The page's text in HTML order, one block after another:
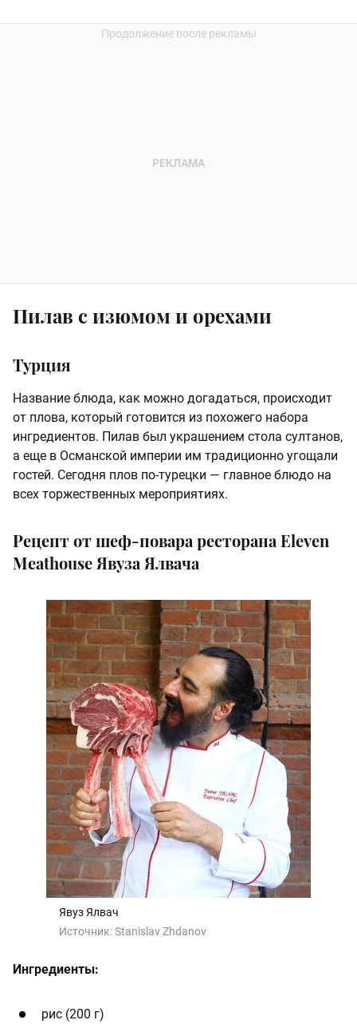
Пилав с изюмом и орехами
Турция
Название блюда, как можно догадаться, происходит
от плова, который готовится из похожего набора
ингредиентов. Пилав был украшением стола султанов,
а еще в Османской империи им традиционно угощали
гостей. Сегодня плов по-турецки — главное блюдо на
всех торжественных мероприятиях.
Рецепт от шеф-повара ресторана Eleven
Meathouse Явуза Ялвача
Явуз Ялвач
Источник:Stanislav Zhdanov
Ингредиенты:
рис (200 г)